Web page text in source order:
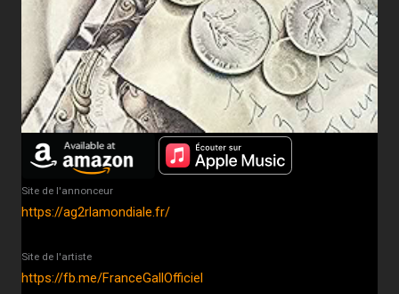
Site de l'annonceur
https://ag2rlamondiale.fr/
Site de l'artiste
https://fb.me/FranceGallOfficiel